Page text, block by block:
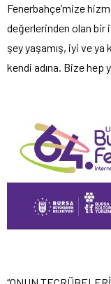
Fenerbahçe’mize
değerlerinden olan bir
şey yaşamış, iyi ve ya
kendi adına. Bize hep